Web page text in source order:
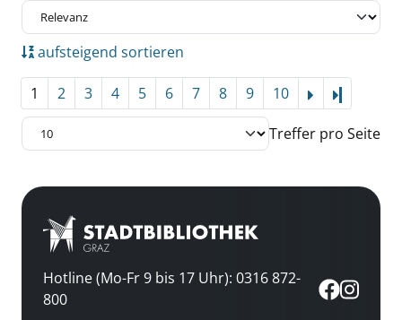
aufsteigend sortieren
1 2 3 4 5 6 7 8 9 10
Treffer pro Seite
Hotline (Mo-Fr 9 bis 17 Uhr): 0316 872-
800